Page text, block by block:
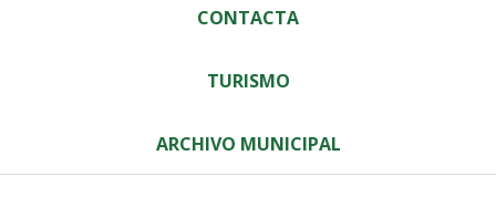
CONTACTA
TURISMO
ARCHIVO MUNICIPAL